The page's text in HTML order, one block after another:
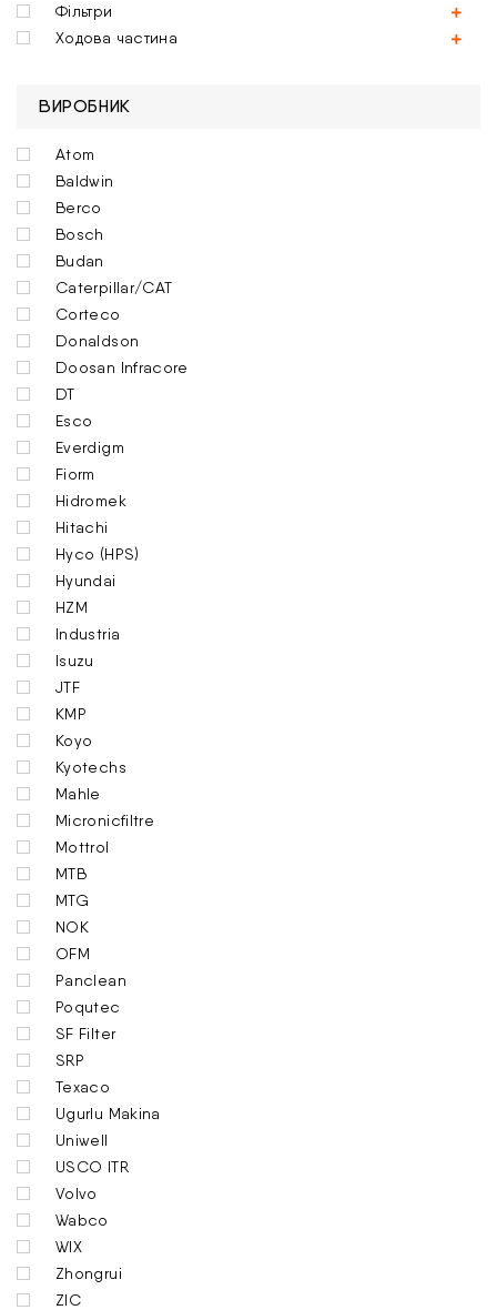
Фільтри
Ходова частина
ВИРОБНИК
Atom
Baldwin
Berco
Bosch
Budan
Caterpillar/CAT
Corteco
Donaldson
Doosan Infracore
DT
Esco
Everdigm
Fiorm
Hidromek
Hitachi
Hyco (HPS)
Hyundai
HZM
Industria
Isuzu
JTF
KMP
Koyo
Kyotechs
Mahle
Micronicfiltre
Mottrol
MTB
MTG
NOK
OFM
Panclean
Poqutec
SF Filter
SRP
Texaco
Ugurlu Makina
Uniwell
USCO ITR
Volvo
Wabco
WIX
Zhongrui
ZIC